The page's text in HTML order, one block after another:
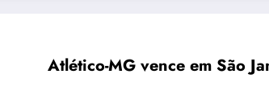
Atlético-MG vence em São